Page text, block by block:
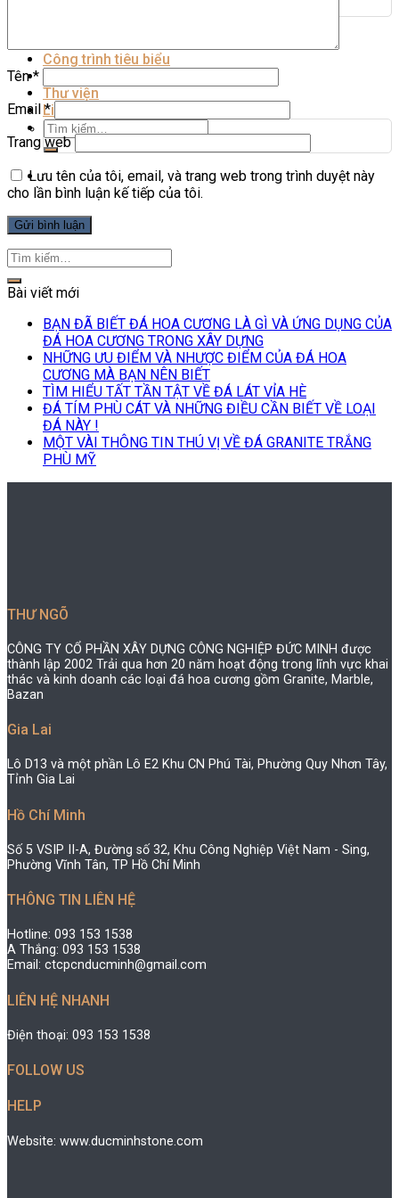
Công trình tiêu biểu
Thư viện
Liên hệ
Tìm
kiếm:
Tên*
Email*
Trang web
Lưu tên của tôi, email, và trang web trong trình duyệt này
cho lần bình luận kế tiếp của tôi.
Bài viết mới
BẠN ĐÃ BIẾT ĐÁ HOA CƯƠNG LÀ GÌ VÀ ỨNG DỤNG CỦA
ĐÁ HOA CƯƠNG TRONG XÂY DỰNG
NHỮNG ƯU ĐIỂM VÀ NHƯỢC ĐIỂM CỦA ĐÁ HOA
CƯƠNG MÀ BẠN NÊN BIẾT
TÌM HIỂU TẤT TẦN TẬT VỀ ĐÁ LÁT VỈA HÈ
ĐÁ TÍM PHÙ CÁT VÀ NHỮNG ĐIỀU CẦN BIẾT VỀ LOẠI
ĐÁ NÀY !
MỘT VÀI THÔNG TIN THÚ VỊ VỀ ĐÁ GRANITE TRẮNG
PHÙ MỸ
THƯ NGÕ
CÔNG TY CỔ PHẦN XÂY DỰNG CÔNG NGHIỆP ĐỨC MINH được
thành lập 2002 Trải qua hơn 20 năm hoạt động trong lĩnh vực khai
thác và kinh doanh các loại đá hoa cương gồm Granite, Marble,
Bazan
Gia Lai
Lô D13 và một phần Lô E2 Khu CN Phú Tài, Phường Quy Nhơn Tây,
Tỉnh Gia Lai
Hồ Chí Minh
Số 5 VSIP II-A, Đường số 32, Khu Công Nghiệp Việt Nam - Sing,
Phường Vĩnh Tân, TP Hồ Chí Minh
THÔNG TIN LIÊN HỆ
Hotline: 093 153 1538
A Thắng: 093 153 1538
Email: ctcpcnducminh@gmail.com
LIÊN HỆ NHANH
Điện thoại: 093 153 1538
FOLLOW US
HELP
Website: www.ducminhstone.com